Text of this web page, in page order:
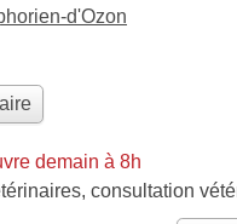
d'Ozon
demain à 8h
, consultation